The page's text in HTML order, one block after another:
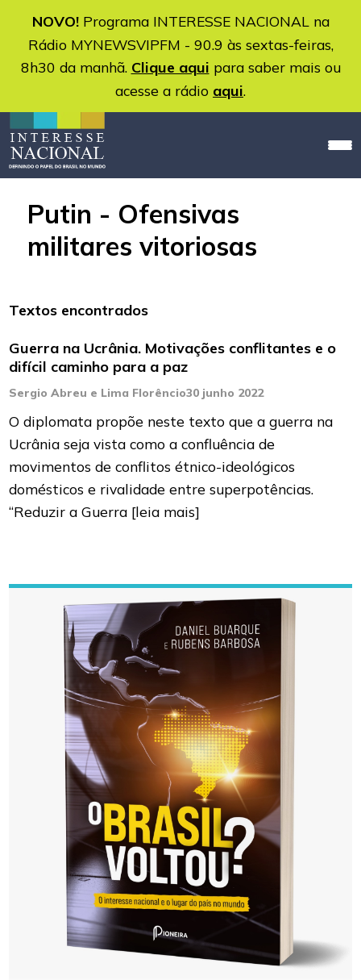
NOVO!Programa INTERESSE NACIONAL na
Rádio MYNEWSVIPFM - 90.9 às sextas-feiras,
8h30 da manhã. Clique aqui para saber mais ou
acesse a rádio aqui.
Putin - Ofensivas
militares vitoriosas
Textos encontrados
Guerra na Ucrânia. Motivações conflitantes e o
difícil caminho para a paz
Sergio Abreu e Lima Florêncio30 junho 2022
O diplomata propõe neste texto que a guerra na
Ucrânia seja vista como a confluência de
movimentos de conflitos étnico-ideológicos
domésticos e rivalidade entre superpotências.
“Reduzir a Guerra [leia mais]